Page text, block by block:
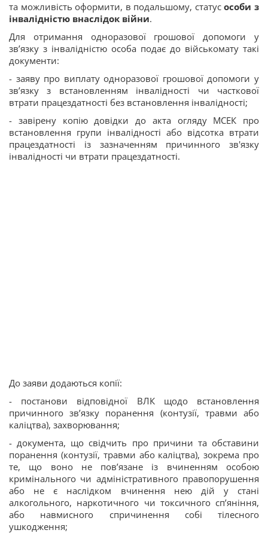
та можливість оформити, в подальшому, статусособи з
інвалідністю внаслідок війни.
Для отримання одноразової грошової допомоги у
зв’язку з інвалідністю особа подає до військомату такі
документи:
- заяву про виплату одноразової грошової допомоги у
зв’язку з встановленням інвалідності чи часткової
втрати працездатності без встановлення інвалідності;
- завірену копію довідки до акта огляду МСЕК про
встановлення групи інвалідності або відсотка втрати
працездатності із зазначенням причинного зв'язку
інвалідності чи втрати працездатності.
До заяви додаються копії:
- постанови відповідної ВЛК щодо встановлення
причинного зв’язку поранення (контузії, травми або
каліцтва), захворювання;
- документа, що свідчить про причини та обставини
поранення (контузії, травми або каліцтва), зокрема про
те, що воно не пов’язане із вчиненням особою
кримінального чи адміністративного правопорушення
або не є наслідком вчинення нею дій у стані
алкогольного, наркотичного чи токсичного сп’яніння,
або навмисного спричинення собі тілесного
ушкодження;